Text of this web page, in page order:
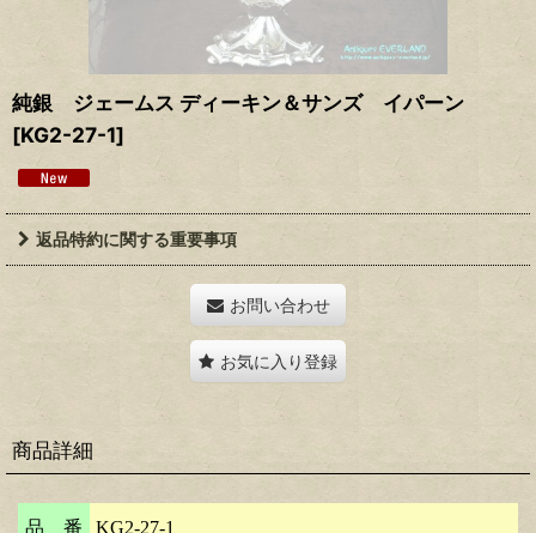
純銀 ジェームス ディーキン＆サンズ イパーン
[KG2-27-1]
返品特約に関する重要事項
お問い合わせ
お気に入り登録
商品詳細
品 番 KG2-27-1